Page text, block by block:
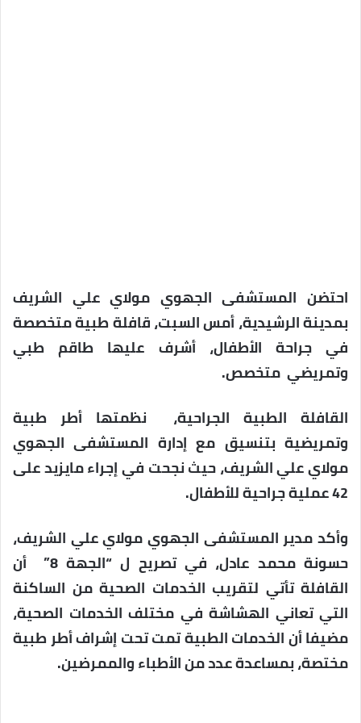
احتضن المستشفى الجهوي مولاي علي الشريف
بمدينة الرشيدية، أمس السبت، قافلة طبية متخصصة
في جراحة الأطفال، أشرف عليها طاقم طبي
وتمريضي متخصص.
القافلة الطبية الجراحية، نظمتها أطر طبية
وتمريضية بتنسيق مع إدارة المستشفى الجهوي
مولاي علي الشريف، حيث نجحت في إجراء مايزيد على
42 عملية جراحية للأطفال.
وأكد مدير المستشفى الجهوي مولاي علي الشريف،
حسونة محمد عادل، في تصريح ل “الجهة 8” أن
القافلة تأتي لتقريب الخدمات الصحية من الساكنة
التي تعاني الهشاشة في مختلف الخدمات الصحية،
مضيفا أن الخدمات الطبية تمت تحت إشراف أطر طبية
مختصة، بمساعدة عدد من الأطباء والممرضين.